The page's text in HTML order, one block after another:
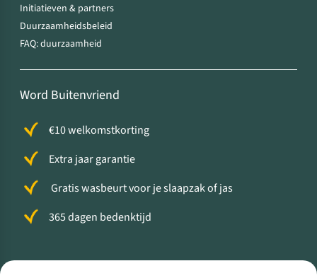
Initiatieven & partners
Duurzaamheidsbeleid
FAQ: duurzaamheid
Word Buitenvriend
€10 welkomstkorting
Extra jaar garantie
Gratis wasbeurt voor je slaapzak of jas
365 dagen bedenktijd